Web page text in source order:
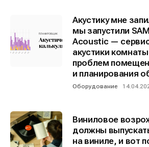
Предложение новостей
Предложение новостейАкустику мне
мы запустили
Acoustic —
акустики
проблем
и планирования
Оборудование
Виниловое
должны
на виниле, и вот